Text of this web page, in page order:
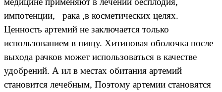
импотенции, рака ,в косметических целях.
Ценность артемий не заключается только
использованием в пищу. Хитиновая оболочка после
выхода рачков может использоваться в качестве
удобрений. А ил в местах обитания артемий
становится лечебным, Поэтому артемии становятся